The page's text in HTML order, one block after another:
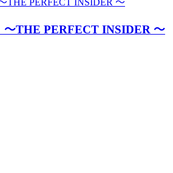
THE PERFECT INSIDER ～